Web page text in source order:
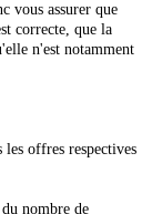
vous assurer que
correcte, que la
n'est notamment
les offres respectives
nombre de